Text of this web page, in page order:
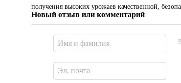
получения высоких урожаев качественной,
Новый отзыв или комментарий